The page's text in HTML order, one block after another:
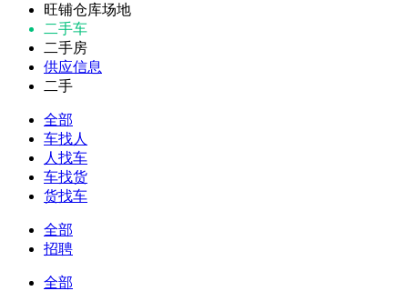
旺铺仓库场地
二手车
二手房
供应信息
二手
全部
车找人
人找车
车找货
货找车
全部
招聘
全部